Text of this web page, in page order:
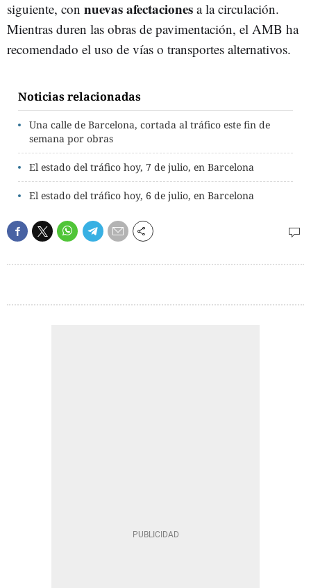
siguiente, con nuevas afectaciones a la circulación.
Mientras duren las obras de pavimentación, el AMB ha
recomendado el uso de vías o transportes alternativos.
Noticias relacionadas
Una calle de Barcelona, cortada al tráfico este fin de
semana por obras
El estado del tráfico hoy, 7 de julio, en Barcelona
El estado del tráfico hoy, 6 de julio, en Barcelona